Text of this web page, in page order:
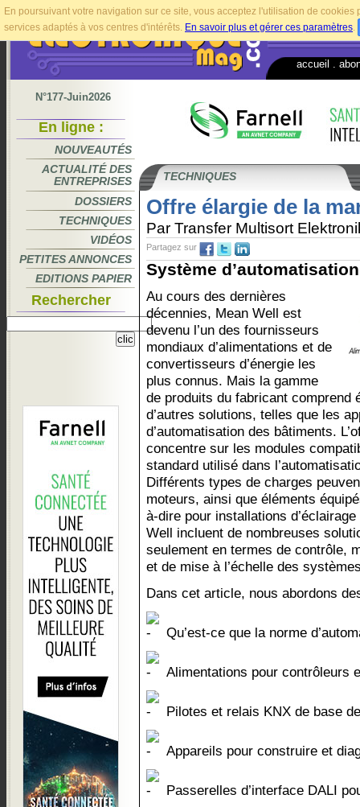
En poursuivant votre navigation sur ce site, vous acceptez l'utilisation de
services adaptés à vos centres d'intérêts. En savoir plus et gérer ces paramètres.
accueil
N°177-Juin2026
En ligne :
NOUVEAUTÉS
ACTUALITÉ DES
ENTREPRISES
DOSSIERS
TECHNIQUES
VIDÉOS
PETITES ANNONCES
EDITIONS PAPIER
Rechercher
TECHNIQUES
Offre élargie de la
Par Transfer Multisort
Partagez sur
Système
Au cours des dernières
décennies, Mean Well est
devenu l’un des fournisseurs
mondiaux d’alimentations et de
convertisseurs d’énergie les
plus connus. Mais la gamme
de produits du fabricant comprend
d’autres solutions, telles que les
d’automatisation des bâtiments.
concentre sur les modules
standard utilisé dans
Différents types de charges
moteurs, ainsi que éléments
à-dire pour installations
Well incluent de nombreuses
seulement en termes de contrôle,
et de mise à l’échelle des
Dans cet article, nous abordons
Qu’est-ce que la norme
Alimentations pour contrôleurs
Pilotes et relais KNX de base
Appareils pour construire et
Passerelles d’interface DALI